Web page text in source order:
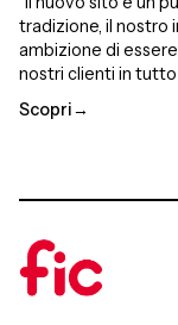
tradizione, il nostro
ambizione di
nostri clienti in tutto
Scopri→